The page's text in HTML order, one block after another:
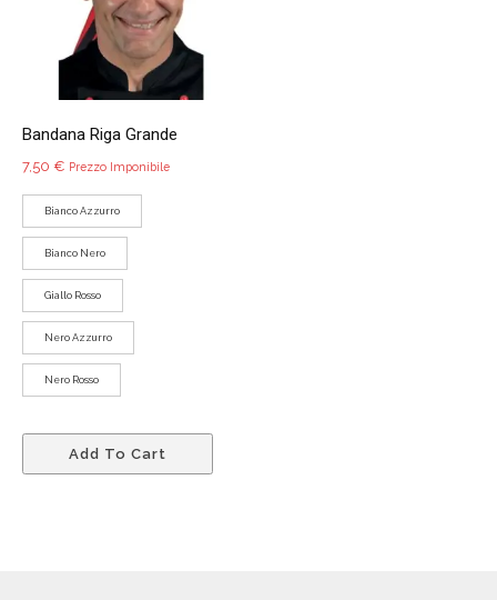
Bandana Riga Grande
7,50 € Prezzo Imponibile
Bianco Azzurro
Bianco Nero
Giallo Rosso
Nero Azzurro
Nero Rosso
Add To Cart
Questo